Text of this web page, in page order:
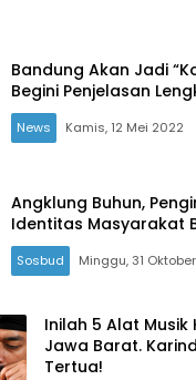
Bandung Akan Jadi
Begini Penjelasan
News Kamis, 12 Mei 2022
Angklung Buhun,
Identitas Masyarakat
Sosbud Minggu, 31
Inilah 5 Alat Musik
Jawa Barat.
Tertua!